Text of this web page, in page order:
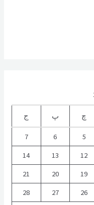
چ پ ج
5
6
7
12
13
14
19
20
21
26
27
28